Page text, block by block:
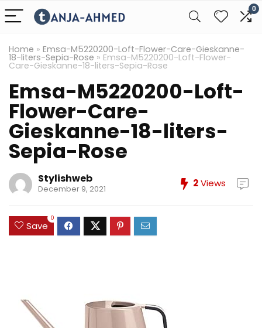
0
Home » Emsa-M5220200-Loft-Flower-Care-Gieskanne-
18-liters-Sepia-Rose » Emsa-M5220200-Loft-Flower-
Care-Gieskanne-18-liters-Sepia-Rose
Emsa-M5220200-Loft-
Flower-Care-
Gieskanne-18-liters-
Sepia-Rose
Stylishweb
December 9, 2021 2Views
Save
0